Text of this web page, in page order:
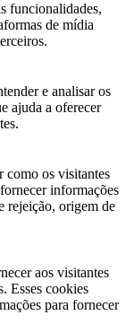
funcionalidades,
de mídia
e analisar os
ajuda a oferecer
como os visitantes
informações
rejeição, origem de
aos visitantes
Esses cookies
para fornecer